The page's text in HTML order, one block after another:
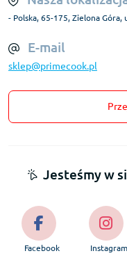
- Polska, 65-175, Zielona Góra,
E-mail
sklep@primecook.pl
Jesteśmy w
Facebook Instagram